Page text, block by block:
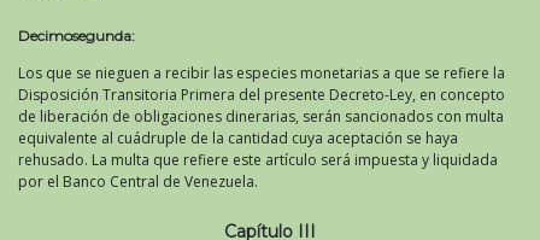
Decimosegunda:
Los que se nieguen a recibir las especies monetarias a que se refiere la
Disposición Transitoria Primera del presente Decreto-Ley, en concepto
de liberación de obligaciones dinerarias, serán sancionados con multa
equivalente al cuádruple de la cantidad cuya aceptación se haya
rehusado. La multa que refiere este artículo será impuesta y liquidada
por el Banco Central de Venezuela.
Capítulo III